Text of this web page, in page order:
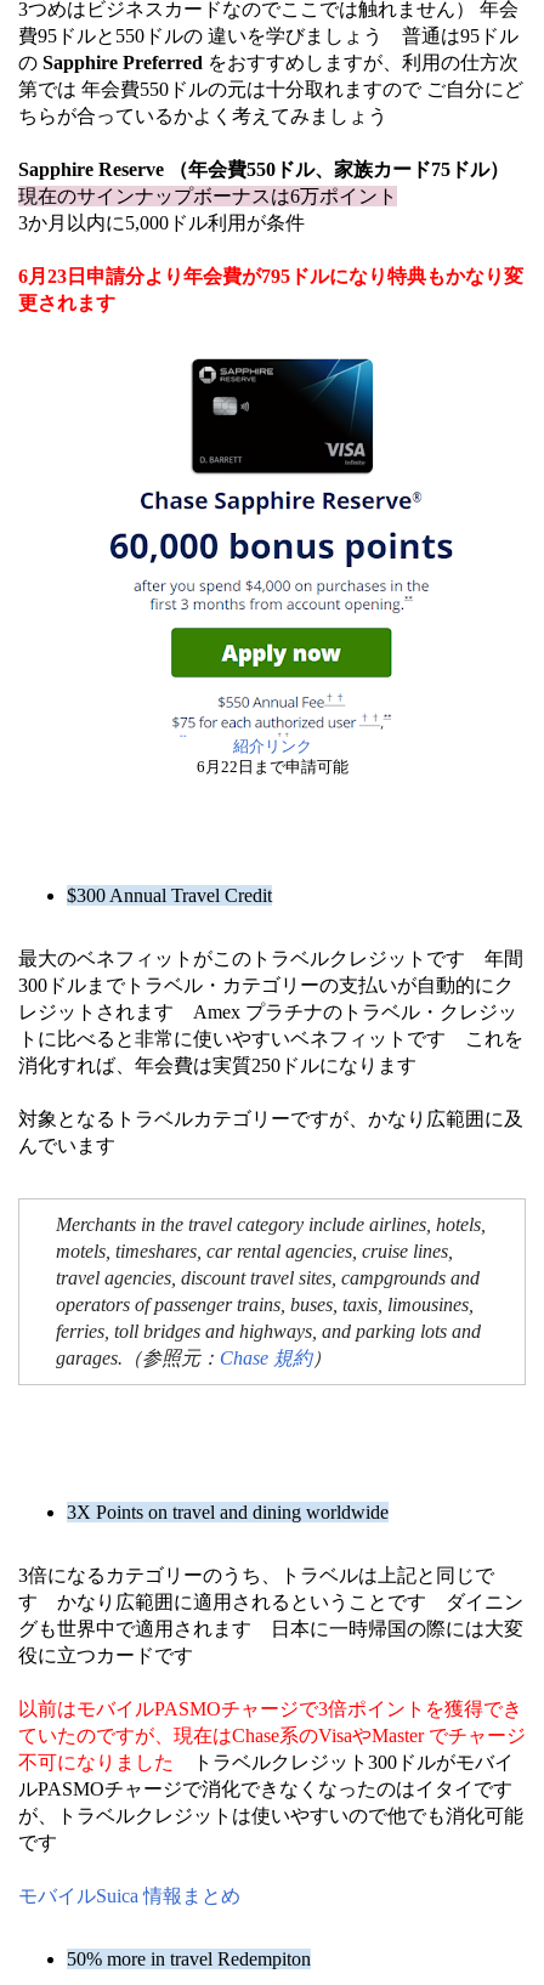
3つめはビジネスカードなのでここでは触れません） 年会
費95ドルと550ドルの 違いを学びましょう 普通は95ドル
の Sapphire Preferred をおすすめしますが、利用の仕方次
第では 年会費550ドルの元は十分取れますので ご自分にど
ちらが合っているかよく考えてみましょう
Sapphire Reserve （年会費550ドル、家族カード75ドル）
現在のサインナップボーナスは6万ポイント
3か月以内に5,000ドル利用が条件
6月23日申請分より年会費が795ドルになり特典もかなり変
更されます
紹介リンク
6月22日まで申請可能
$300 Annual Travel Credit
最大のベネフィットがこのトラベルクレジットです 年間
300ドルまでトラベル・カテゴリーの支払いが自動的にク
レジットされます Amex プラチナのトラベル・クレジッ
トに比べると非常に使いやすいベネフィットです これを
消化すれば、年会費は実質250ドルになります
対象となるトラベルカテゴリーですが、かなり広範囲に及
んでいます
Merchants in the travel category include airlines, hotels,
motels, timeshares, car rental agencies, cruise lines,
travel agencies, discount travel sites, campgrounds and
operators of passenger trains, buses, taxis, limousines,
ferries, toll bridges and highways, and parking lots and
garages.（参照元： Chase 規約）
3X Points on travel and dining worldwide
3倍になるカテゴリーのうち、トラベルは上記と同じで
す かなり広範囲に適用されるということです ダイニン
グも世界中で適用されます 日本に一時帰国の際には大変
役に立つカードです
以前はモバイルPASMOチャージで3倍ポイントを獲得でき
ていたのですが、現在はChase系のVisaやMaster でチャージ
不可になりました
トラベルクレジット300ドルがモバイ
ルPASMOチャージで消化できなくなったのはイタイです
が、トラベルクレジットは使いやすいので他でも消化可能
です
モバイルSuica 情報まとめ
50% more in travel Redempiton